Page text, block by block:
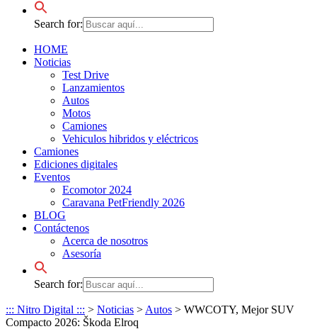
Search for:
HOME
Noticias
Test Drive
Lanzamientos
Autos
Motos
Camiones
Vehiculos hibridos y eléctricos
Camiones
Ediciones digitales
Eventos
Ecomotor 2024
Caravana PetFriendly 2026
BLOG
Contáctenos
Acerca de nosotros
Asesoría
Search for:
::: Nitro Digital ::: > Noticias > Autos > WWCOTY, Mejor SUV
Compacto 2026: Škoda Elroq